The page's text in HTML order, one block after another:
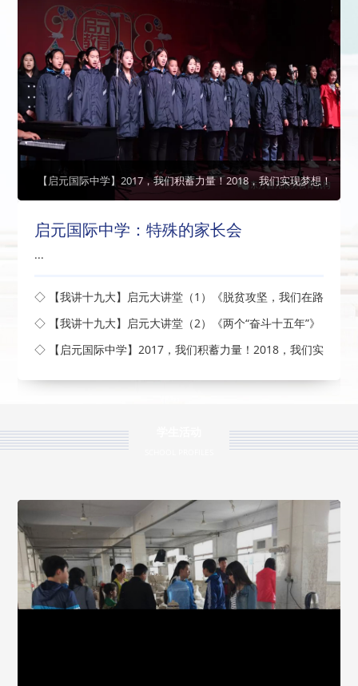
【启元国际中学】2017，我们积蓄力量！2018，我们实现梦想！
启元国际中学：特殊的家长会
...
◇ 【我讲十九大】启元大讲堂（1）《脱贫攻坚，我们在路
上》开讲了
◇ 【我讲十九大】启元大讲堂（2）《两个“奋斗十五年”》
◇ 【启元国际中学】2017，我们积蓄力量！2018，我们实